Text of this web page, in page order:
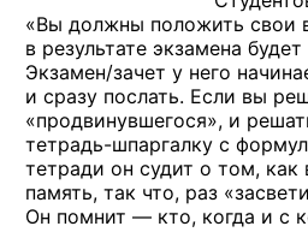
«Вы должны положить свои
в результате экзамена
Экзамен/зачет у него
и сразу послать. Если вы
«продвинувшегося», и
тетрадь-шпаргалку с
тетради он судит о том, как
память, так что, раз
Он помнит — кто, когда и с